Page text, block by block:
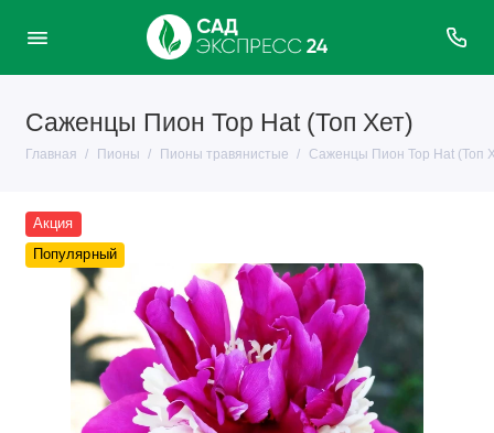
Саженцы Пион Top Hat (Топ Хет)
Главная Пионы Пионы травянистые Саженцы Пион Top Hat (Топ
Акция
Популярный